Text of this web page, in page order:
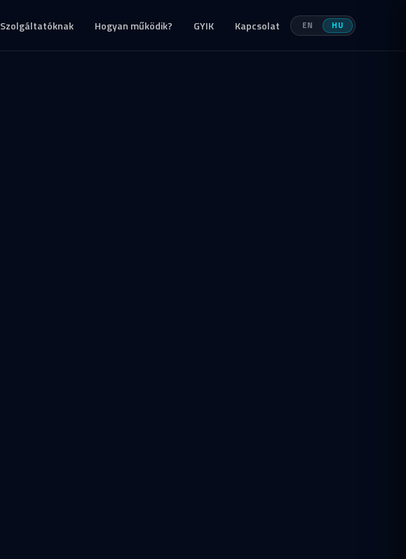
Szolgáltatóknak Hogyan működik? GYIK Kapcsolat EN HU